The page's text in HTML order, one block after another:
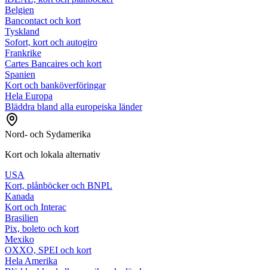
Belgien
Bancontact och kort
Tyskland
Sofort, kort och autogiro
Frankrike
Cartes Bancaires och kort
Spanien
Kort och banköverföringar
Hela Europa
Bläddra bland alla europeiska länder
Nord- och Sydamerika
Kort och lokala alternativ
USA
Kort, plånböcker och BNPL
Kanada
Kort och Interac
Brasilien
Pix, boleto och kort
Mexiko
OXXO, SPEI och kort
Hela Amerika